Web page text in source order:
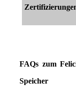
FAQs zum
Speicher